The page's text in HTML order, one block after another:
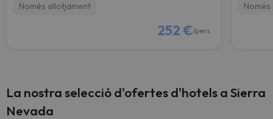
Només allotjament
252 €/pers.
La nostra selecció d'ofertes d'hotels a Sierra
Nevada